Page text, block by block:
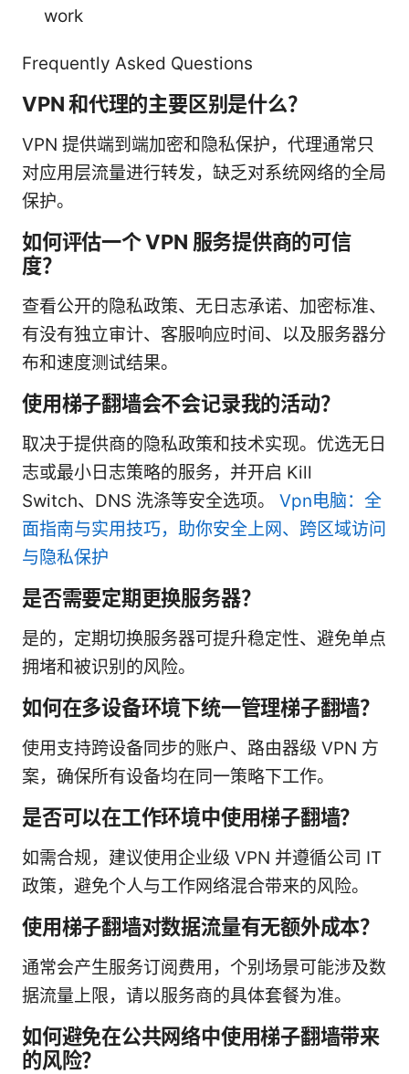
work
Frequently Asked Questions
VPN 和代理的主要区别是什么？
VPN 提供端到端加密和隐私保护，代理通常只
对应用层流量进行转发，缺乏对系统网络的全局
保护。
如何评估一个 VPN 服务提供商的可信
度？
查看公开的隐私政策、无日志承诺、加密标准、
有没有独立审计、客服响应时间、以及服务器分
布和速度测试结果。
使用梯子翻墙会不会记录我的活动？
取决于提供商的隐私政策和技术实现。优选无日
志或最小日志策略的服务，并开启 Kill
Switch、DNS 洗涤等安全选项。 Vpn电脑：全
面指南与实用技巧，助你安全上网、跨区域访问
与隐私保护
是否需要定期更换服务器？
是的，定期切换服务器可提升稳定性、避免单点
拥堵和被识别的风险。
如何在多设备环境下统一管理梯子翻墙？
使用支持跨设备同步的账户、路由器级 VPN 方
案，确保所有设备均在同一策略下工作。
是否可以在工作环境中使用梯子翻墙？
如需合规，建议使用企业级 VPN 并遵循公司 IT
政策，避免个人与工作网络混合带来的风险。
使用梯子翻墙对数据流量有无额外成本？
通常会产生服务订阅费用，个别场景可能涉及数
据流量上限，请以服务商的具体套餐为准。
如何避免在公共网络中使用梯子翻墙带来
的风险？